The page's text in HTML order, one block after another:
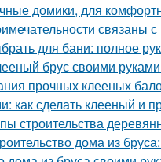
домики, для
связаны
для бани: полное
брус своими
прочных клееных
как сделать клееный и
строительства
дома из